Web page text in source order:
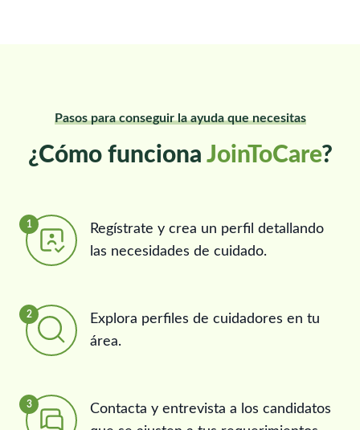
Pasos para conseguir la ayuda que necesitas
¿Cómo funciona JoinToCare?
1
Regístrate y crea un perfil detallando
las necesidades de cuidado.
2
Explora perfiles de cuidadores en tu
área.
3
Contacta y entrevista a los candidatos